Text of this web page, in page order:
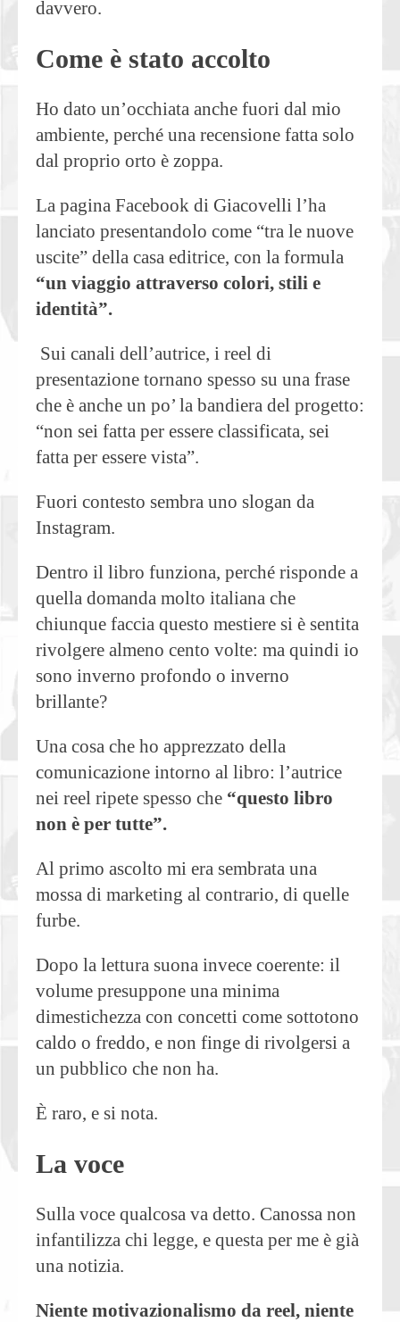
davvero.
Come è stato accolto
Ho dato un’occhiata anche fuori dal mio
ambiente, perché una recensione fatta solo
dal proprio orto è zoppa.
La pagina Facebook di Giacovelli l’ha
lanciato presentandolo come “tra le nuove
uscite” della casa editrice, con la formula
“un viaggio attraverso colori, stili e
identità”.
Sui canali dell’autrice, i reel di
presentazione tornano spesso su una frase
che è anche un po’ la bandiera del progetto:
“non sei fatta per essere classificata, sei
fatta per essere vista”.
Fuori contesto sembra uno slogan da
Instagram.
Dentro il libro funziona, perché risponde a
quella domanda molto italiana che
chiunque faccia questo mestiere si è sentita
rivolgere almeno cento volte: ma quindi io
sono inverno profondo o inverno
brillante?
Una cosa che ho apprezzato della
comunicazione intorno al libro: l’autrice
nei reel ripete spesso che “questo libro
non è per tutte”.
Al primo ascolto mi era sembrata una
mossa di marketing al contrario, di quelle
furbe.
Dopo la lettura suona invece coerente: il
volume presuppone una minima
dimestichezza con concetti come sottotono
caldo o freddo, e non finge di rivolgersi a
un pubblico che non ha.
È raro, e si nota.
La voce
Sulla voce qualcosa va detto. Canossa non
infantilizza chi legge, e questa per me è già
una notizia.
Niente motivazionalismo da reel, niente